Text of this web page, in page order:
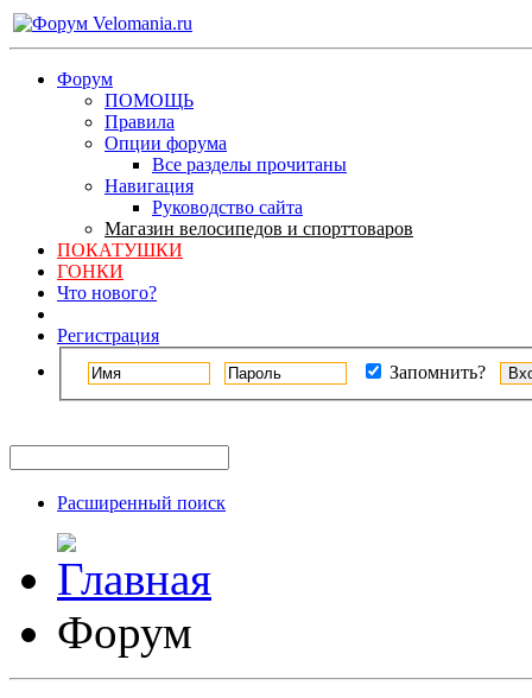
Форум
ПОМОЩЬ
Правила
Опции форума
Все разделы прочитаны
Навигация
Руководство сайта
Магазин велосипедов и спорттоваров
ПОКАТУШКИ
ГОНКИ
Что нового?
Регистрация
Запомнить?
Расширенный поиск
Форум